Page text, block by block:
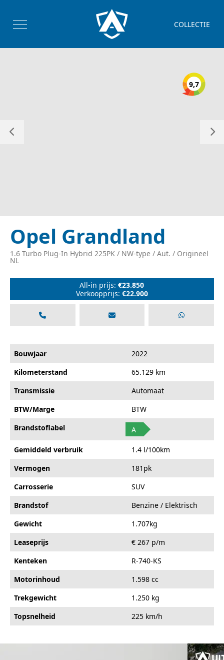
COLLECTIE
9,7
Opel Grandland
1.6 Turbo Plug-In Hybrid 225PK / NW-type / Aut. / Origineel
NL
All-in prijs:€23.850
Verkoopprijs: €22.900
Bouwjaar
2022
Kilometerstand
65.129 km
Transmissie
Automaat
BTW/Marge
BTW
Brandstoflabel
A
Gemiddeld verbruik
1.4 l/100km
Vermogen
181pk
Carrosserie
SUV
Brandstof
Benzine / Elektrisch
Gewicht
1.707kg
Leaseprijs
€ 267 p/m
Kenteken
R-740-KS
Motorinhoud
1.598 cc
Trekgewicht
1.250 kg
Topsnelheid
225 km/h